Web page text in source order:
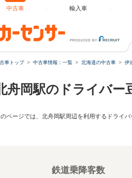
中古車 輸入車
車トップ 中古車情報：一覧 北海道の中古車 伊
舟岡駅のドライバー
ページでは、北舟岡駅周辺を利用するドライ
鉄道乗降客数